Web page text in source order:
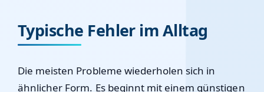
Typische Fehler im Alltag
Die meisten Probleme wiederholen sich in
ähnlicher Form. Es beginnt mit einem günstigen